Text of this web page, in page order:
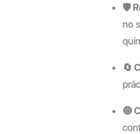
🛡️
no
🔄
🔵